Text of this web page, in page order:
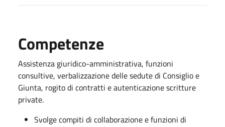
Competenze
Assistenza giuridico-amministrativa, funzioni
consultive, verbalizzazione delle sedute di Consiglio e
Giunta, rogito di contratti e autenticazione scritture
private.
Svolge compiti di collaborazione e funzioni di